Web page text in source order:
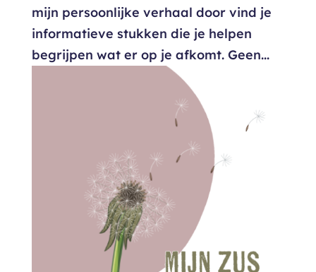
mijn persoonlijke verhaal door vind je
informatieve stukken die je helpen
begrijpen wat er op je afkomt. Geen...